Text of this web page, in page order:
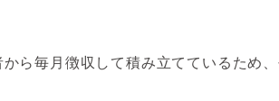
ら毎月徴収して積み立てているため